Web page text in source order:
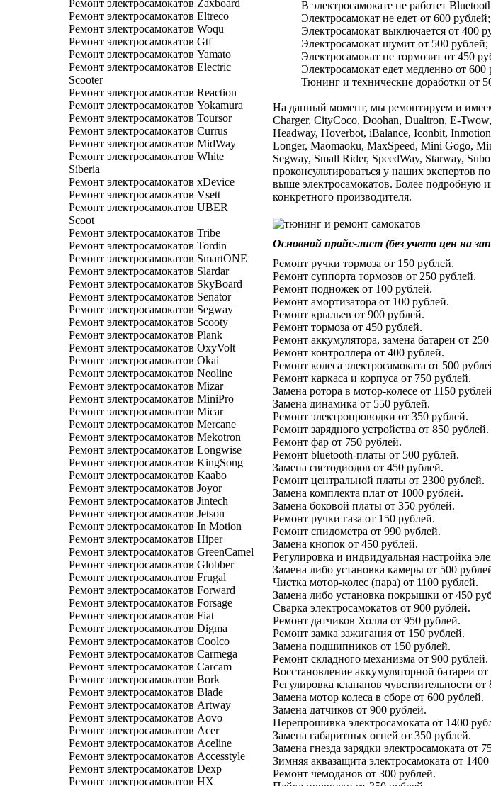
Ремонт электросамокатов Zaxboard
Ремонт электросамокатов Eltreco
Ремонт электросамокатов Woqu
Ремонт электросамокатов Gtf
Ремонт электросамокатов Yamato
Ремонт электросамокатов Electric
Scooter
Ремонт электросамокатов Reaction
Ремонт электросамокатов Yokamura
Ремонт электросамокатов Toursor
Ремонт электросамокатов Currus
Ремонт электросамокатов MidWay
Ремонт электросамокатов White
Siberia
Ремонт электросамокатов xDevice
Ремонт электросамокатов Vsett
Ремонт электросамокатов UBER
Scoot
Ремонт электросамокатов Tribe
Ремонт электросамокатов Tordin
Ремонт электросамокатов SmartONE
Ремонт электросамокатов Slardar
Ремонт электросамокатов SkyBoard
Ремонт электросамокатов Senator
Ремонт электросамокатов Segway
Ремонт электросамокатов Scooty
Ремонт электросамокатов Plank
Ремонт электросамокатов OxyVolt
Ремонт электросамокатов Okai
Ремонт электросамокатов Neoline
Ремонт электросамокатов Mizar
Ремонт электросамокатов MiniPro
Ремонт электросамокатов Micar
Ремонт электросамокатов Mercane
Ремонт электросамокатов Mekotron
Ремонт электросамокатов Longwise
Ремонт электросамокатов KingSong
Ремонт электросамокатов Kaabo
Ремонт электросамокатов Joyor
Ремонт электросамокатов Jintech
Ремонт электросамокатов Jetson
Ремонт электросамокатов In Motion
Ремонт электросамокатов Hiper
Ремонт электросамокатов GreenCamel
Ремонт электросамокатов Globber
Ремонт электросамокатов Frugal
Ремонт электросамокатов Forward
Ремонт электросамокатов Forsage
Ремонт электросамокатов Fiat
Ремонт электросамокатов Digma
Ремонт электросамокатов Coolco
Ремонт электросамокатов Carmega
Ремонт электросамокатов Carcam
Ремонт электросамокатов Bork
Ремонт электросамокатов Blade
Ремонт электросамокатов Artway
Ремонт электросамокатов Aovo
Ремонт электросамокатов Acer
Ремонт электросамокатов Aceline
Ремонт электросамокатов Accesstyle
Ремонт электросамокатов Dexp
Ремонт электросамокатов HX
В электросамокате не работет
Электросамокат не едет от 600 рублей;
Электросамокат выключается от 400
Электросамокат шумит от 500 рублей;
Электросамокат не тормозит от 450
Электросамокат едет медленно от 600
Тюнинг и технические доработки от
На данный момент, мы ремонтируем и
Charger, CityCoco, Doohan, Dualtron, E-
Headway, Hoverbot, iBalance, Iconbit,
Longer, Maomaoku, MaxSpeed, Mini Gogo,
Segway, Small Rider, SpeedWay, Starway,
проконсультироваться у наших экспертов
выше электросамокатов. Более
конкретного производителя.
Основной прайс-лист (без учета цен на
Ремонт ручки тормоза от 150 рублей.
Ремонт суппорта тормозов от 250 рублей.
Ремонт подножек от 100 рублей.
Ремонт амортизатора от 100 рублей.
Ремонт крыльев от 900 рублей.
Ремонт тормоза от 450 рублей.
Ремонт аккумулятора, замена батареи от
Ремонт контроллера от 400 рублей.
Ремонт колеса электросамоката от 500
Ремонт каркаса и корпуса от 750 рублей.
Замена ротора в мотор-колесе от 1150
Замена динамика от 550 рублей.
Ремонт электропроводки от 350 рублей.
Ремонт зарядного устройства от 850 рублей.
Ремонт фар от 750 рублей.
Ремонт bluetooth-платы от 500 рублей.
Замена светодиодов от 450 рублей.
Ремонт центральной платы от 2300 рублей.
Замена комплекта плат от 1000 рублей.
Замена боковой платы от 350 рублей.
Ремонт ручки газа от 150 рублей.
Ремонт спидометра от 990 рублей.
Замена кнопок от 450 рублей.
Регулировка и индвидуальная настройка
Замена либо установка камеры от 500
Чистка мотор-колес (пара) от 1100 рублей.
Замена либо установка покрышки от 450
Сварка электросамокатов от 900 рублей.
Ремонт датчиков Холла от 950 рублей.
Ремонт замка зажигания от 150 рублей.
Замена подшипников от 150 рублей.
Ремонт складного механизма от 900 рублей.
Восстановление аккумуляторной батареи
Регулировка клапанов чувствительности от
Замена мотор колеса в сборе от 600 рублей.
Замена датчиков от 900 рублей.
Перепрошивка электросамоката от 1400
Замена габаритных огней от 350 рублей.
Замена гнезда зарядки электросамоката от
Зимняя аквазащита электросамоката от
Ремонт чемоданов от 300 рублей.